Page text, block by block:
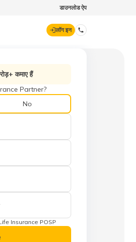
डाउनलोड ऐप
लॉग इन
61234
कमाए हैं
Partner?
No
Insurance POSP